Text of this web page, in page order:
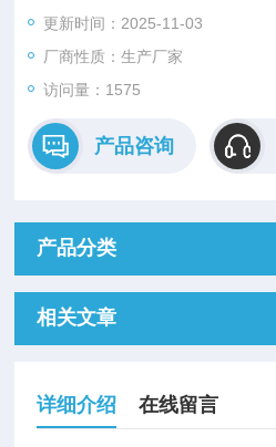
更新时间：2025-11-03
厂商性质：生产厂家
访问量：1575
产品咨询
产品分类
相关文章
详细介绍 在线留言